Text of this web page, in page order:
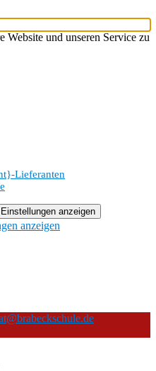
Website und unseren Service zu
Lieferanten
Einstellungen anzeigen
anzeigen